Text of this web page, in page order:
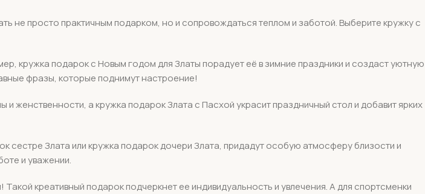
не просто практичным подарком, но и сопровождаться теплом и заботой. Выберите кружку с
кружка подарок с Новым годом для Златы порадует её в зимние праздники и создаст уютную
фразы, которые поднимут настроение!
женственности, а кружка подарок Злата с Пасхой украсит праздничный стол и добавит ярких
сестре Злата или кружка подарок дочери Злата, придадут особую атмосферу близости и
и уважении.
креативный подарок подчеркнет ее индивидуальность и увлечения. А для спортсменки